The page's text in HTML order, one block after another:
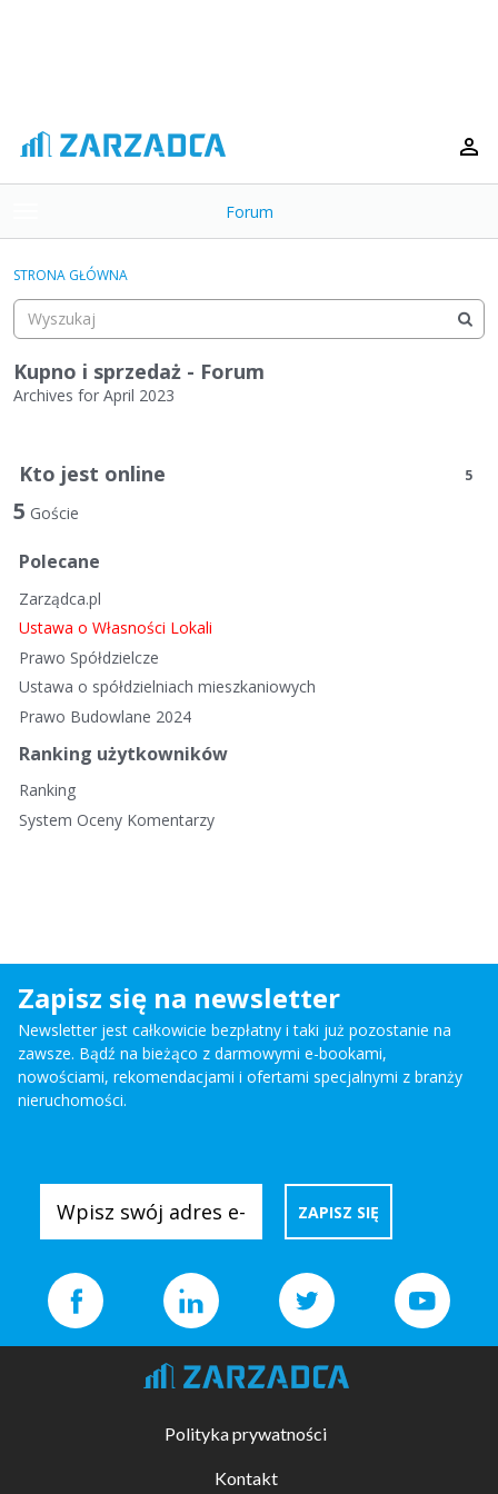
o
g
e
m
e
n
Forum
Kategorie
Dyskusje
Aktywność
STRONA GŁÓWNA
Kupno i sprzedaż - Forum
Archives for April 2023
s
t
d
s
k
u
s
n
Kto jest online 5
5 Goście
Polecane
Zarządca.pl
Ustawa o Własności Lokali
Prawo Spółdzielcze
Ustawa o spółdzielniach mieszkaniowych
Prawo Budowlane 2024
Ranking użytkowników
Ranking
System Oceny Komentarzy
Zapisz się na newsletter
Newsletter jest całkowicie bezpłatny i taki już pozostanie na
zawsze. Bądź na bieżąco z darmowymi e-bookami,
nowościami, rekomendacjami i ofertami specjalnymi z branży
nieruchomości.
Polityka prywatności
Kontakt